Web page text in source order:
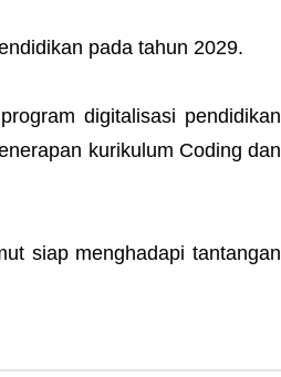
pada tahun 2029.
digitalisasi pendidikan
kurikulum Coding dan
siap menghadapi tantangan